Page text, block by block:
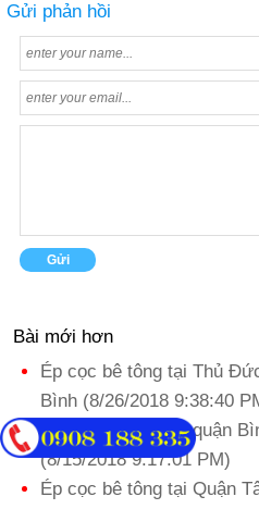
Gửi phản hồi
Bài mới hơn
Ép cọc bê tông tại Thủ
Bình (8/26/2018 9:38:40
Ép cọc bê tông tại quận
(8/15/2018 9:17:01 PM)
Ép cọc bê tông tại Quận